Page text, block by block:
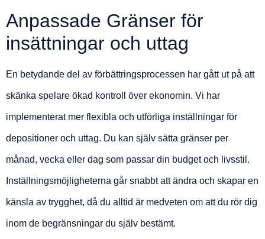
Anpassade Gränser för
insättningar och uttag
En betydande del av förbättringsprocessen har gått ut på att
skänka spelare ökad kontroll över ekonomin. Vi har
implementerat mer flexibla och utförliga inställningar för
depositioner och uttag. Du kan själv sätta gränser per
månad, vecka eller dag som passar din budget och livsstil.
Inställningsmöjligheterna går snabbt att ändra och skapar en
känsla av trygghet, då du alltid är medveten om att du rör dig
inom de begränsningar du själv bestämt.